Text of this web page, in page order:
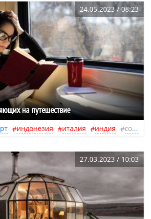
24.05.2023 / 08:23
на путешествие
индонезия италия индия советы
27.03.2023 / 10:03